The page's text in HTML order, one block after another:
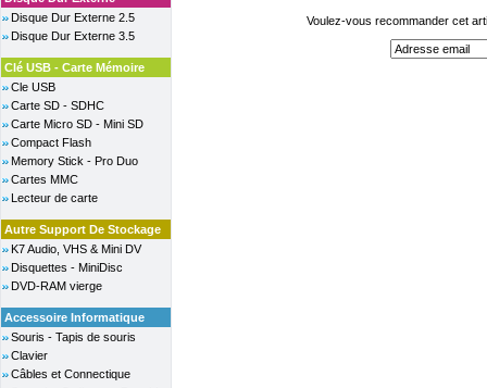
Disque Dur Externe 2.5
Disque Dur Externe 3.5
Clé USB - Carte Mémoire
Cle USB
Carte SD - SDHC
Carte Micro SD - Mini SD
Compact Flash
Memory Stick - Pro Duo
Cartes MMC
Lecteur de carte
Autre Support De Stockage
K7 Audio, VHS & Mini DV
Disquettes - MiniDisc
DVD-RAM vierge
Accessoire Informatique
Souris - Tapis de souris
Clavier
Câbles et Connectique
Voulez-vous recommander cet